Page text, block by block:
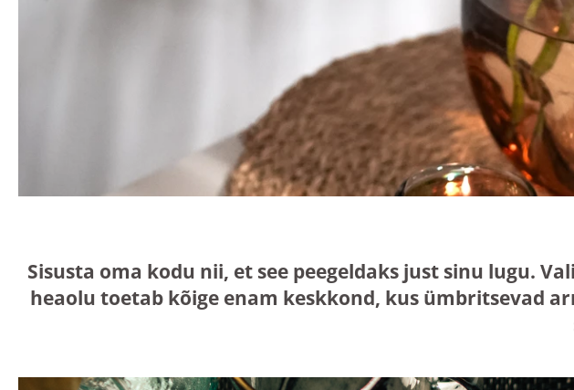
Sisusta oma kodu nii, et see peegeldaks just sinu lugu.
heaolu toetab kõige enam keskkond, kus ümbritsevad